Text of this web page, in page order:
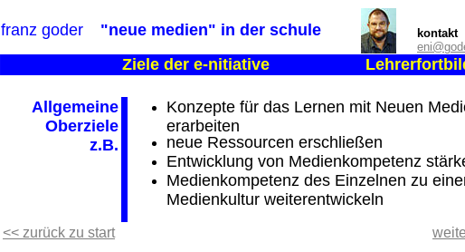
franz goder "neue medien" in der schule
kontakt
Ziele der e-nitiative
Allgemeine
Oberziele
z.B.
Konzepte für das Lernen mit Neuen
erarbeiten
neue Ressourcen erschließen
Entwicklung von Medienkompetenz
Medienkompetenz des Einzelnen zu
Medienkultur weiterentwickeln
<< zurück zu start